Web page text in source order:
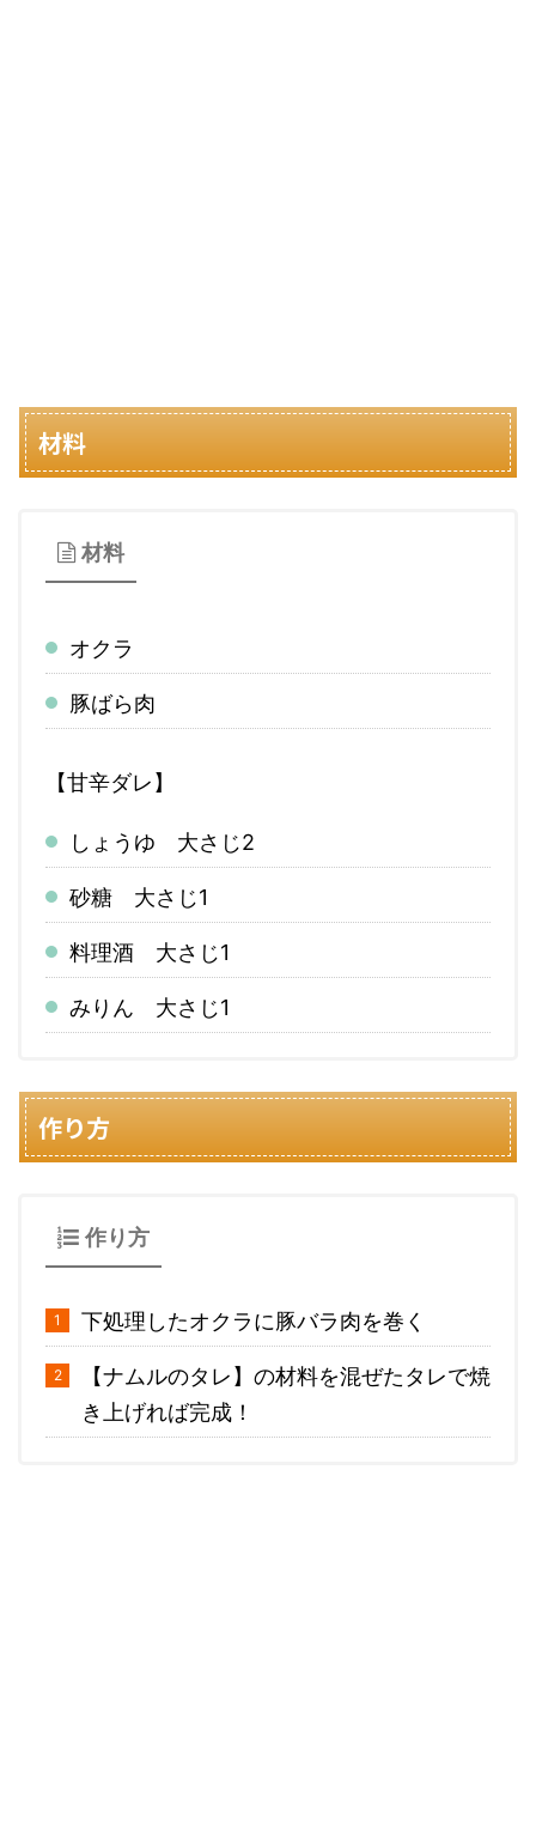
材料
材料
オクラ
豚ばら肉
【甘辛ダレ】
しょうゆ 大さじ2
砂糖 大さじ1
料理酒 大さじ1
みりん 大さじ1
作り方
作り方
下処理したオクラに豚バラ肉を巻く
【ナムルのタレ】の材料を混ぜたタレで焼
き上げれば完成！